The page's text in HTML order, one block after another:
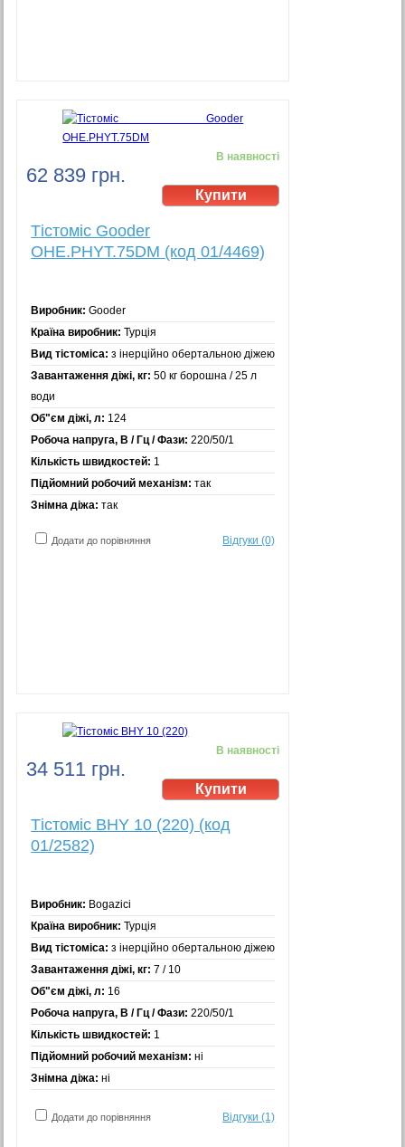
62 839 грн.
В наявності
Тістоміс Gooder
OHE.PHYT.75DM (код 01/4469)
Виробник: Gooder
Країна виробник: Турція
Вид тістоміса: з інерційно обертальною діжею
Завантаження діжі, кг: 50 кг борошна / 25 л
води
Об"єм діжі, л: 124
Робоча напруга, В / Гц / Фази: 220/50/1
Кількість швидкостей: 1
Підйомний робочий механізм: так
Знімна діжа: так
Додати до порівняння Відгуки (0)
34 511 грн.
В наявності
Тістоміс BHY 10 (220) (код
01/2582)
Виробник: Bogazici
Країна виробник: Турція
Вид тістоміса: з інерційно обертальною діжею
Завантаження діжі, кг: 7 / 10
Об"єм діжі, л: 16
Робоча напруга, В / Гц / Фази: 220/50/1
Кількість швидкостей: 1
Підйомний робочий механізм: ні
Знімна діжа: ні
Додати до порівняння Відгуки (1)